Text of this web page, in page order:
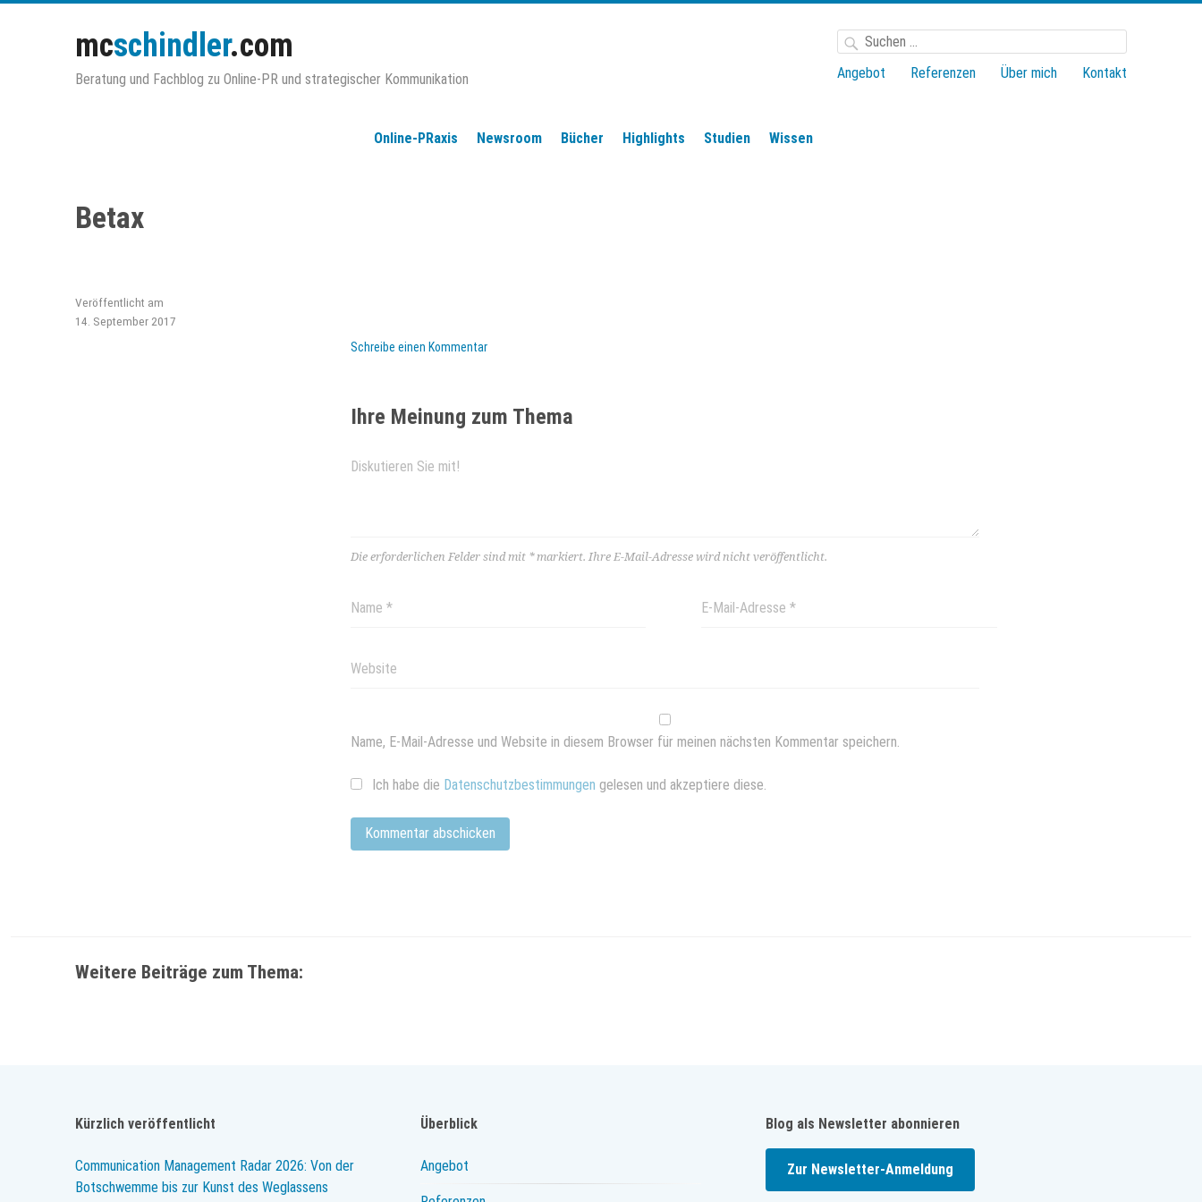
mcschindler.com
Beratung und Fachblog zu Online-PR und strategischer Kommunikation
Suchen
Angebot Referenzen Über mich Kontakt
Online-PRaxis Newsroom Bücher Highlights Studien Wissen
Betax
Veröffentlicht am
14. September 2017
Schreibe einen Kommentar
Ihre Meinung zum Thema
Die erforderlichen Felder sind mit *markiert. Ihre E-Mail-Adresse wird nicht veröffentlicht.
Name, E-Mail-Adresse und Website in diesem Browser für meinen nächsten Kommentar speichern.
Ich habe die Datenschutzbestimmungen gelesen und akzeptiere diese.
Weitere Beiträge zum Thema:
Kürzlich veröffentlicht
Communication Management Radar 2026: Von der
Botschwemme bis zur Kunst des Weglassens
Überblick
Angebot
Blog als Newsletter abonnieren
Zur Newsletter-Anmeldung